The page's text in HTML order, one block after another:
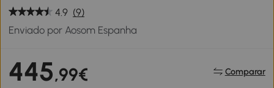
4.9 (9)
Enviado por Aosom Espanha
445,99€ Comparar